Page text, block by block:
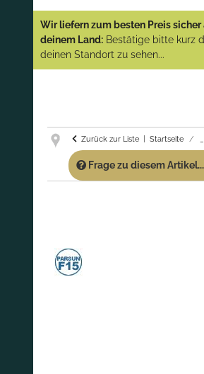
(Abverkauf)!
GARANTIE UND SERVICE:
Artikeln einfach an!
Wir liefern zum besten Preis
deinem Land: Bestätige bitte kurz
deinen Standort zu sehen...
Zurück zur Liste Startseite
Frage zu diesem